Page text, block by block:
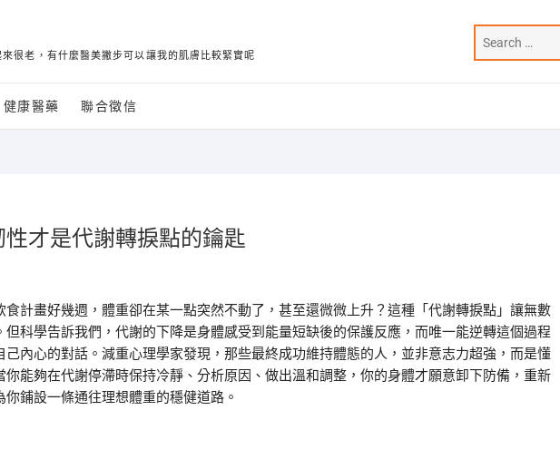
很老，有什麼醫美撇步可以讓我的肌膚比較緊實呢
健康醫藥 聯合徵信
才是代謝轉捩點的鑰匙
計畫好幾週，體重卻在某一點突然不動了，甚至還微微上升？這種「代謝轉捩點」讓無數
科學告訴我們，代謝的下降是身體感受到能量短缺後的保護反應，而唯一能逆轉這個過程
內心的對話。減重心理學家發現，那些最終成功維持體態的人，並非意志力超強，而是懂
能夠在代謝停滯時保持冷靜、分析原因、做出溫和調整，你的身體才願意卸下防備，重新
鋪設一條通往理想體重的穩健道路。